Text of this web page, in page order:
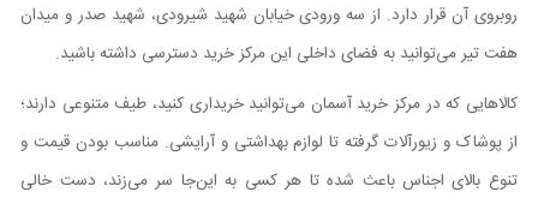
روبروی آن قرار دارد. از سه ورودی خیابان شهید شیرودی، شهید صدر و میدان
هفت تیر می‌توانید به فضای داخلی این مرکز خرید دسترسی داشته باشید.
کالاهایی که در مرکز خرید آسمان می‌توانید خریداری کنید، طیف متنوعی دارند؛
از پوشاک و زیورآلات گرفته تا لوازم بهداشتی و آرایشی. مناسب بودن قیمت و
تنوع بالای اجناس باعث شده تا هر کسی به این‌جا سر می‌زند، دست خالی